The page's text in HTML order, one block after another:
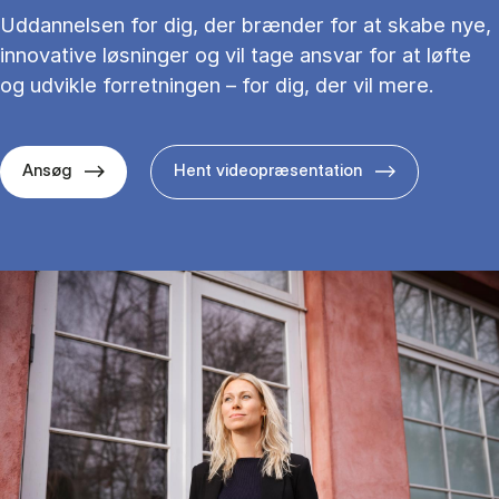
Uddannelsen for dig, der brænder for at skabe nye,
innovative løsninger og vil tage ansvar for at løfte
og udvikle forretningen – for dig, der vil mere.
Ansøg Hent videopræsentation